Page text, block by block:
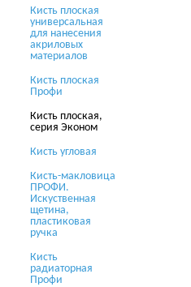
Кисть плоская
универсальная
для нанесения
акриловых
материалов
Кисть плоская
Профи
Кисть плоская,
серия Эконом
Кисть угловая
Кисть-макловица
ПРОФИ.
Искуственная
щетина,
пластиковая
ручка
Кисть
радиаторная
Профи